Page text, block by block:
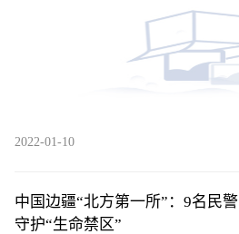
2022-01-10
中国边疆“北方第一所”：9名民警
守护“生命禁区”